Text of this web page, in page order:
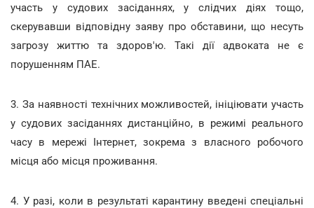
участь у судових засіданнях, у слідчих діях тощо,
скерувавши відповідну заяву про обставини, що несуть
загрозу життю та здоров'ю. Такі дії адвоката не є
порушенням ПАЕ.
3. За наявності технічних можливостей, ініціювати участь
у судових засіданнях дистанційно, в режимі реального
часу в мережі Інтернет, зокрема з власного робочого
місця або місця проживання.
4. У разі, коли в результаті карантину введені спеціальні